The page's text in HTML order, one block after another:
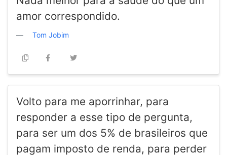
amor correspondido.
Tom Jobim
Volto para me aporrinhar, para
responder a esse tipo de pergunta,
para ser um dos 5% de brasileiros que
pagam imposto de renda, para perder